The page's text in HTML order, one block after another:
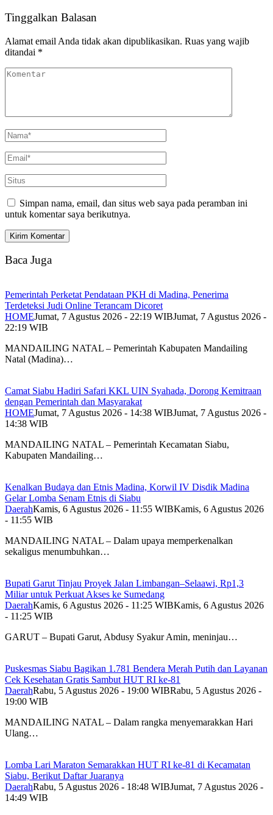
Tinggalkan Balasan
Alamat email Anda tidak akan dipublikasikan. Ruas yang wajib
ditandai *
Simpan nama, email, dan situs web saya pada peramban ini
untuk komentar saya berikutnya.
Baca Juga
Pemerintah Perketat Pendataan PKH di Madina, Penerima
Terdeteksi Judi Online Terancam Dicoret
HOMEJumat, 7 Agustus 2026 - 22:19 WIBJumat, 7 Agustus 2026 -
22:19 WIB
MANDAILING NATAL – Pemerintah Kabupaten Mandailing
Natal (Madina)…
Camat Siabu Hadiri Safari KKL UIN Syahada, Dorong Kemitraan
dengan Pemerintah dan Masyarakat
HOMEJumat, 7 Agustus 2026 - 14:38 WIBJumat, 7 Agustus 2026 -
14:38 WIB
MANDAILING NATAL – Pemerintah Kecamatan Siabu,
Kabupaten Mandailing…
Kenalkan Budaya dan Etnis Madina, Korwil IV Disdik Madina
Gelar Lomba Senam Etnis di Siabu
DaerahKamis, 6 Agustus 2026 - 11:55 WIBKamis, 6 Agustus 2026
- 11:55 WIB
MANDAILING NATAL – Dalam upaya memperkenalkan
sekaligus menumbuhkan…
Bupati Garut Tinjau Proyek Jalan Limbangan–Selaawi, Rp1,3
Miliar untuk Perkuat Akses ke Sumedang
DaerahKamis, 6 Agustus 2026 - 11:25 WIBKamis, 6 Agustus 2026
- 11:25 WIB
GARUT – Bupati Garut, Abdusy Syakur Amin, meninjau…
Puskesmas Siabu Bagikan 1.781 Bendera Merah Putih dan Layanan
Cek Kesehatan Gratis Sambut HUT RI ke-81
DaerahRabu, 5 Agustus 2026 - 19:00 WIBRabu, 5 Agustus 2026 -
19:00 WIB
MANDAILING NATAL – Dalam rangka menyemarakkan Hari
Ulang…
Lomba Lari Maraton Semarakkan HUT RI ke-81 di Kecamatan
Siabu, Berikut Daftar Juaranya
DaerahRabu, 5 Agustus 2026 - 18:48 WIBJumat, 7 Agustus 2026 -
14:49 WIB